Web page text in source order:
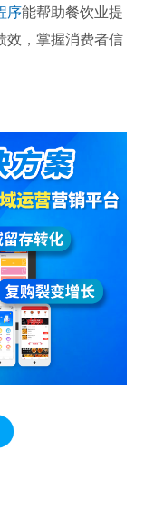
序能帮助餐饮业提
效，掌握消费者信